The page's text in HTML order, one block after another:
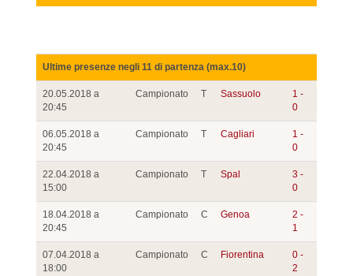
Ultime presenze negli 11 di partenza (max.10)
20.05.2018 a
20:45
Campionato T Sassuolo
1 -
0
06.05.2018 a
20:45
Campionato T Cagliari
1 -
0
22.04.2018 a
15:00
Campionato T Spal
3 -
0
18.04.2018 a
20:45
Campionato C Genoa
2 -
1
07.04.2018 a
18:00
Campionato C Fiorentina
0 -
2